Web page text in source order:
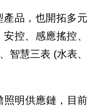
品，也開拓多元
控、感應搖控、
智慧三表 (水表、
明供應鏈，目前